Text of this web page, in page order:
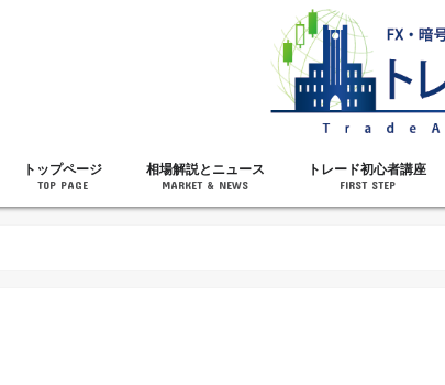
トップページ
TOP PAGE
相場解説とニュース
MARKET & NEWS
トレード初心者講座
FIRST STEP